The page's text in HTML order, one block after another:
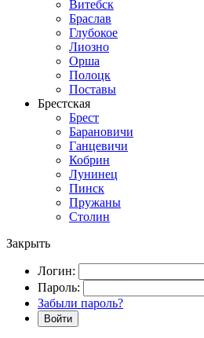
Витебск
Браслав
Глубокое
Лиозно
Орша
Полоцк
Поставы
Брестская
Брест
Барановичи
Ганцевичи
Кобрин
Лунинец
Пинск
Пружаны
Столин
Закрыть
Логин:
Пароль:
Забыли пароль?
Войти